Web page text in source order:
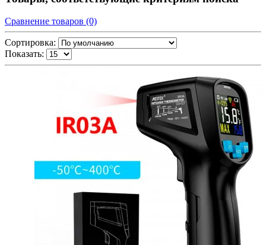
Сравнение товаров (0)
Сортировка:
Показать: